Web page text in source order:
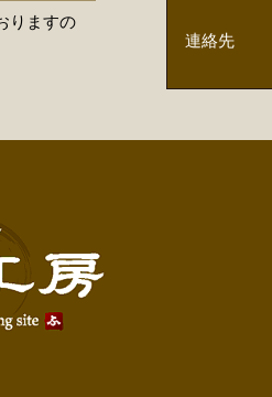
りますの
連絡先